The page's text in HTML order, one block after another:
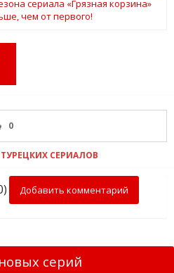
0
СЕРИАЛОВ
Добавить комментарий
серий